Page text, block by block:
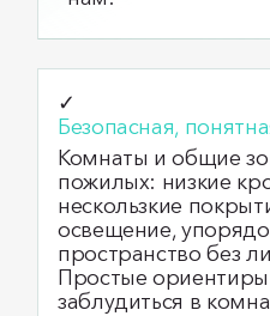
✓
Безопасная,
Комнаты и общие
пожилых: низкие
нескользкие
освещение,
пространство без
Простые
заблудиться в